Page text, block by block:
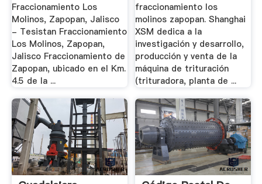
Fraccionamiento Los
Molinos, Zapopan, Jalisco
- Tesistan Fraccionamiento
Los Molinos, Zapopan,
Jalisco Fraccionamiento de
Zapopan, ubicado en el Km.
4.5 de la ...
fraccionamiento los
molinos zapopan. Shanghai
XSM dedica a la
investigación y desarrollo,
producción y venta de la
máquina de trituración
(trituradora, planta de ...